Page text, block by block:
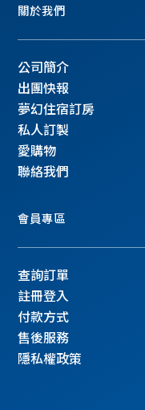
關於我們
公司簡介
出團快報
夢幻住宿訂房
私人訂製
愛購物
聯絡我們
會員專區
查詢訂單
註冊登入
付款方式
售後服務
隱私權政策